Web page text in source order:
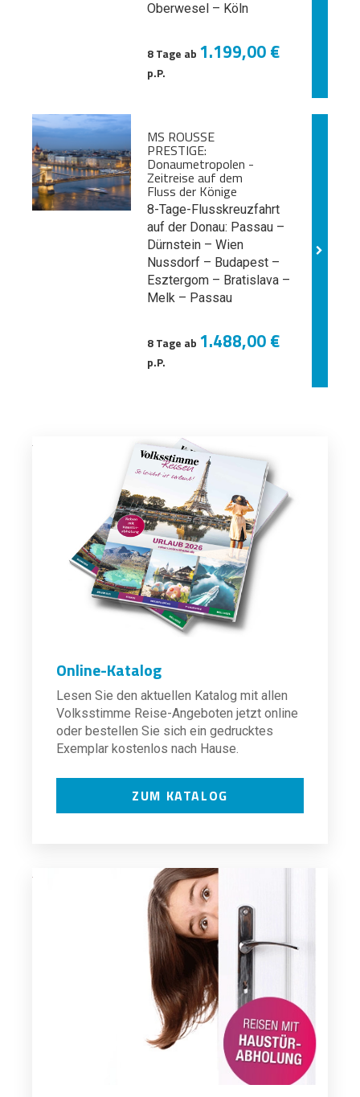
Oberwesel – Köln
8 Tage ab 1.199,00 €
p.P.
MS ROUSSE
PRESTIGE:
Donaumetropolen -
Zeitreise auf dem
Fluss der Könige
8-Tage-Flusskreuzfahrt
auf der Donau: Passau –
Dürnstein – Wien
Nussdorf – Budapest –
Esztergom – Bratislava –
Melk – Passau
8 Tage ab 1.488,00 €
p.P.
Online-Katalog
Lesen Sie den aktuellen Katalog mit allen
Volksstimme Reise-Angeboten jetzt online
oder bestellen Sie sich ein gedrucktes
Exemplar kostenlos nach Hause.
ZUM KATALOG